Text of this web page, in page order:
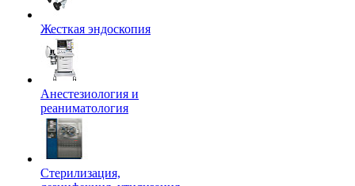
Жесткая эндоскопия
Анестезиология и
реаниматология
Стерилизация,